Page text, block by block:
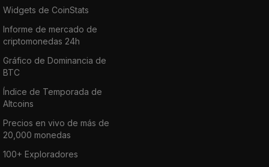
Widgets de CoinStats
Informe de mercado de
criptomonedas 24h
Gráfico de Dominancia de
BTC
Índice de Temporada de
Altcoins
Precios en vivo de más de
20,000 monedas
100+ Exploradores